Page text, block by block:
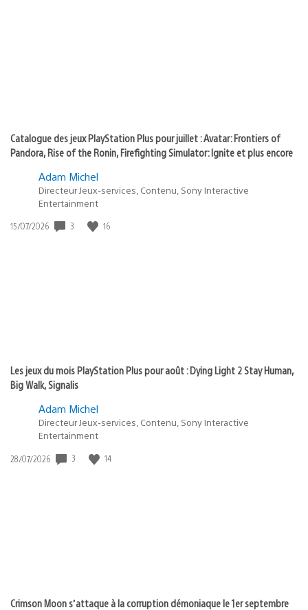
Catalogue des jeux PlayStation Plus pour juillet : Avatar: Frontiers of
Pandora, Rise of the Ronin, Firefighting Simulator: Ignite et plus encore
Adam Michel
Directeur Jeux-services, Contenu, Sony Interactive
Entertainment
Date
15/07/2026 3 16
Les jeux du mois PlayStation Plus pour août : Dying Light 2 Stay Human,
Big Walk, Signalis
Adam Michel
Directeur Jeux-services, Contenu, Sony Interactive
Entertainment
Date
28/07/2026 3 14
Crimson Moon s’attaque à la corruption démoniaque le 1er septembre